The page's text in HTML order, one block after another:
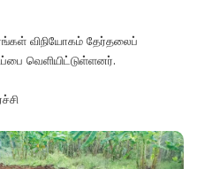
விநியோகம் தேர்தலைப்
வெளியிட்டுள்ளனர்.